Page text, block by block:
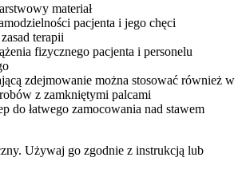
materiał
pacjenta i jego chęci
terapii
fizycznego pacjenta i personelu
zdejmowanie można stosować również w
z zamkniętymi palcami
do łatwego zamocowania nad stawem
Używaj go zgodnie z instrukcją lub